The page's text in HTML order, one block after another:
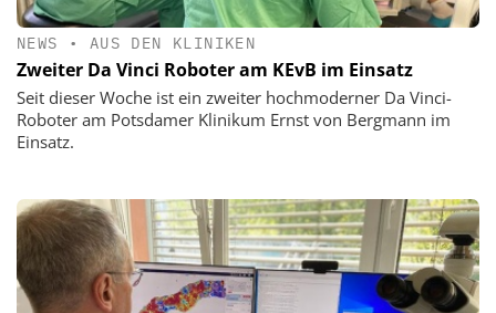
NEWS • AUS DEN KLINIKEN
Zweiter Da Vinci Roboter am KEvB im Einsatz
Seit dieser Woche ist ein zweiter hochmoderner Da Vinci-
Roboter am Potsdamer Klinikum Ernst von Bergmann im
Einsatz.